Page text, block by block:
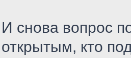
И снова вопрос
открытым, кто